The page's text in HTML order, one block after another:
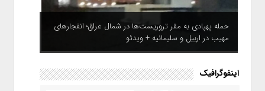
حمله پهپادی به مقر تروریست‌ها در شمال عراق؛ انفجارهای
مهیب در اربیل و سلیمانیه + ویدئو
اینفوگرافیک